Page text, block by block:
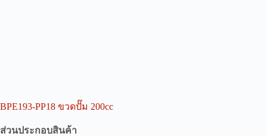
BPE193-PP18 ขวดปั๊ม 200cc
ส่วนประกอบสินค้า